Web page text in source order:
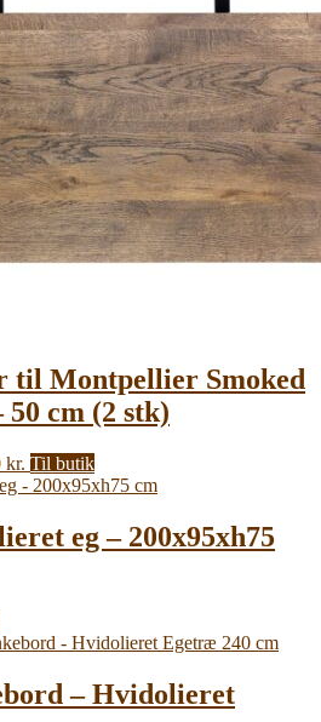
til Montpellier Smoked
cm (2 stk)
kr..
kr. Den
aktuelle
2.199,00 kr..
Til butik
eg – 200x95xh75
– Hvidolieret